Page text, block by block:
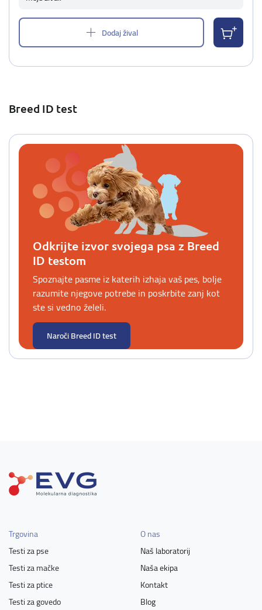
Dodaj žival
Breed ID test
Odkrijte izvor svojega psa z Breed
ID testom
Spoznajte pasme iz katerih izhaja vaš pes, bolje
razumite njegove potrebe in poskrbite zanj kot
ste si vedno želeli.
Naroči Breed ID test
Trgovina
Testi za pse
Testi za mačke
Testi za ptice
Testi za govedo
O nas
Naš laboratorij
Naša ekipa
Kontakt
Blog